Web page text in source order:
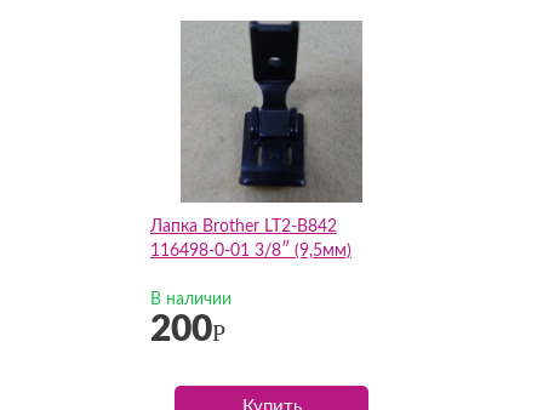
Лапка Brother LT2-B842
116498-0-01 3/8″ (9,5мм)
В наличии
200Р